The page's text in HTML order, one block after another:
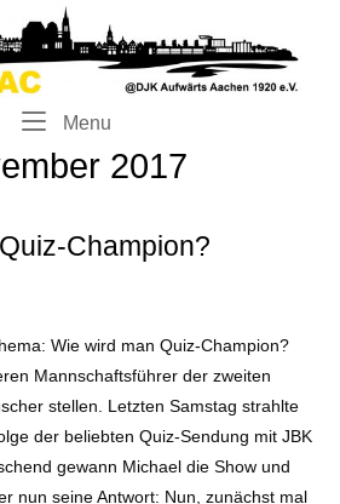
Menu
2017
Champion?
Wie wird man Quiz-Champion?
Mannschaftsführer der zweiten
stellen. Letzten Samstag strahlte
der beliebten Quiz-Sendung mit JBK
gewann Michael die Show und
nun seine Antwort: Nun, zunächst mal